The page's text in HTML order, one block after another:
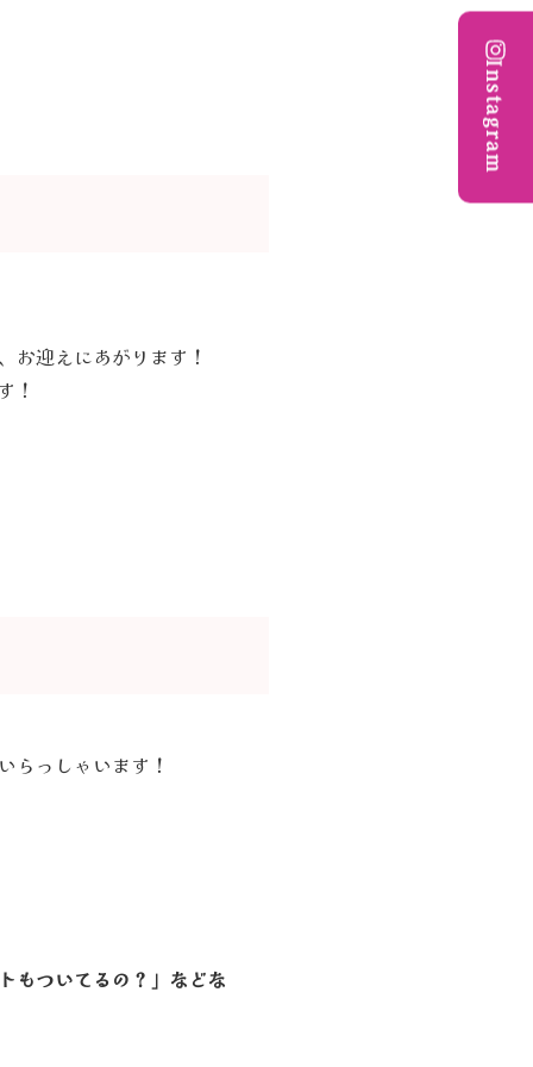
お迎えにあがります！
！
らっしゃいます！
もついてるの？」などな
Instagram